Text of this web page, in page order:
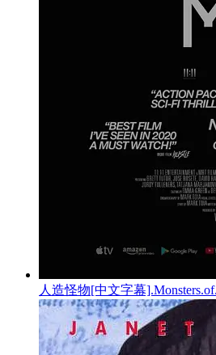
人造怪物[中文字幕